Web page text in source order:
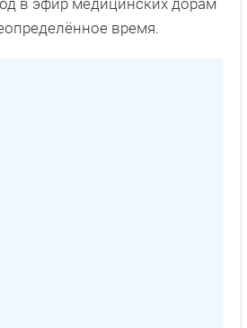
в эфир медицинских дорам
время.